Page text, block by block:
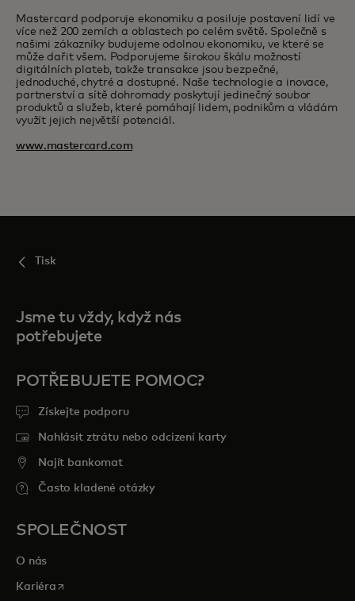
Mastercard podporuje ekonomiku a posiluje postavení lidí ve
více než 200 zemích a oblastech po celém světě. Společně s
našimi zákazníky budujeme odolnou ekonomiku, ve které se
může dařit všem. Podporujeme širokou škálu možností
digitálních plateb, takže transakce jsou bezpečné,
jednoduché, chytré a dostupné. Naše technologie a inovace,
partnerství a sítě dohromady poskytují jedinečný soubor
produktů a služeb, které pomáhají lidem, podnikům a vládám
využít jejich největší potenciál.
www.mastercard.com
Tisk
Jsme tu vždy, když nás
potřebujete
POTŘEBUJETE POMOC?
Získejte podporu
Nahlásit ztrátu nebo odcizení karty
Najít bankomat
Často kladené otázky
SPOLEČNOST
O nás
Kariéra opens in a new tab